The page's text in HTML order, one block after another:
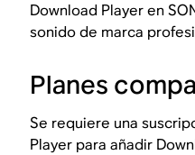
Download Player en
sonido de marca
Planes
Se requiere una
Player para añadir